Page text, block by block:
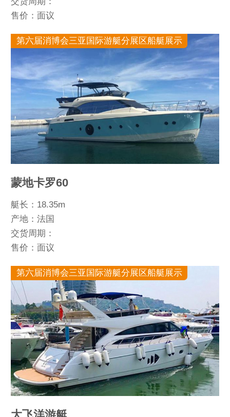
售价：面议
第六届消博会三亚国际游艇分展区船艇展示
蒙地卡罗60
艇长：18.35m
产地：法国
交货周期：
售价：面议
第六届消博会三亚国际游艇分展区船艇展示